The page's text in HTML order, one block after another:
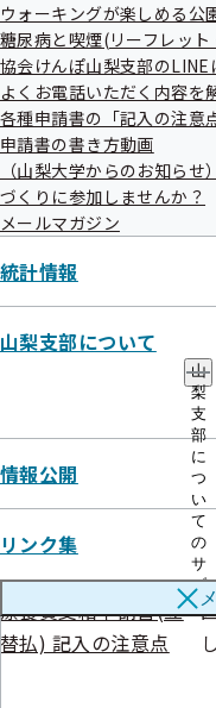
ウォーキングが楽しめる公
糖尿病と喫煙(リーフレッ
協会けんぽ山梨支部のLINE
よくお電話いただく内容を
各種申請書の「記入の注意
申請書の書き方動画
（山梨大学からのお知ら
づくりに参加しませんか？
メールマガジン
統計情報
山梨支部について
山
梨
支
部
に
つ
い
て
の
サ
ブ
メ
ュ
情報公開
リンク集
出産手当金支給申請書
記入の注意点
埋葬料(費)支給申請書
療養費支給申請書(立
替払) 記入の注意点